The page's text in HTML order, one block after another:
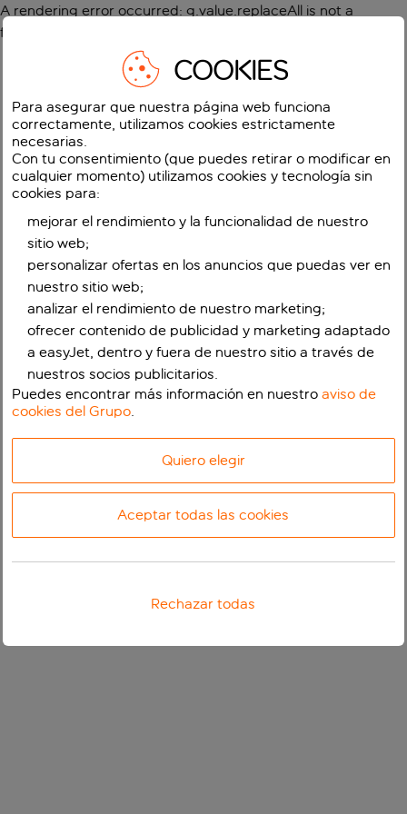
A rendering error occurred: g.value.replaceAll is not a
function
COOKIES
Para asegurar que nuestra página web funciona
correctamente, utilizamos cookies estrictamente
necesarias.
Con tu consentimiento (que puedes retirar o modificar en
cualquier momento) utilizamos cookies y tecnología sin
cookies para:
mejorar el rendimiento y la funcionalidad de nuestro
sitio web;
personalizar ofertas en los anuncios que puedas ver en
nuestro sitio web;
analizar el rendimiento de nuestro marketing;
ofrecer contenido de publicidad y marketing adaptado
a easyJet, dentro y fuera de nuestro sitio a través de
nuestros socios publicitarios.
Puedes encontrar más información en nuestroaviso de
cookies del Grupo.
Quiero elegir
Aceptar todas las cookies
Rechazar todas